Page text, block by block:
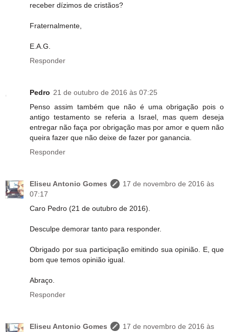
receber dízimos de cristãos?
Fraternalmente,
E.A.G.
Responder
Pedro 21 de outubro de 2016 às 07:25
Penso assim também que não é uma obrigação pois o
antigo testamento se referia a Israel, mas quem deseja
entregar não faça por obrigação mas por amor e quem não
queira fazer que não deixe de fazer por ganancia.
Responder
Eliseu Antonio Gomes
17 de novembro de 2016 às
07:17
Caro Pedro (21 de outubro de 2016).
Desculpe demorar tanto para responder.
Obrigado por sua participação emitindo sua opinião. E, que
bom que temos opinião igual.
Abraço.
Responder
Eliseu Antonio Gomes
17 de novembro de 2016 às